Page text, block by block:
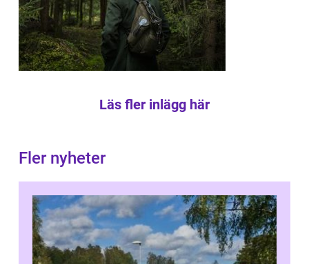
Läs fler inlägg här
Fler nyheter